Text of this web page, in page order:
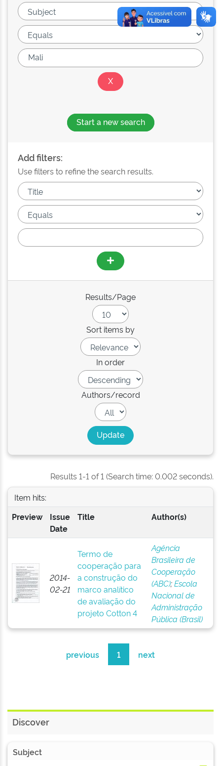
Start a new search
Add filters:
Use filters to refine the search results.
Results/Page
Sort items by
In order
Authors/record
Results 1-1 of 1 (Search time: 0.002 seconds).
Item hits:
Preview
Issue
Date
Title Author(s)
2014-
02-21
Termo de
cooperação para
a construção do
marco analítico
de avaliação do
projeto Cotton 4
Agência
Brasileira de
Cooperação
(ABC);Escola
Nacional de
Administração
Pública (Brasil)
previous 1 next
Discover
Subject